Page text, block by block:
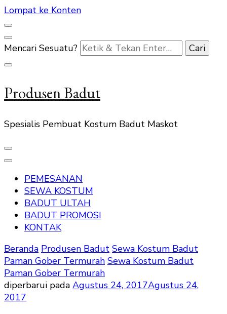
Lompat ke Konten
Mencari Sesuatu?
Produsen Badut
Spesialis Pembuat Kostum Badut Maskot
PEMESANAN
SEWA KOSTUM
BADUT ULTAH
BADUT PROMOSI
KONTAK
Beranda Produsen Badut Sewa Kostum Badut
Paman Gober Termurah Sewa Kostum Badut
Paman Gober Termurah
diperbarui pada Agustus 24, 2017Agustus 24,
2017